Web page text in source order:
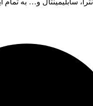
سابلیمینتال و… به تمام